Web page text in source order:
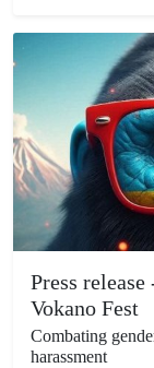
Press
Vokano Fest
Combating
harassment